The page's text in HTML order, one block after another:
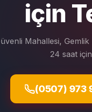
için
Mahallesi,
24 saat
(0507) 973